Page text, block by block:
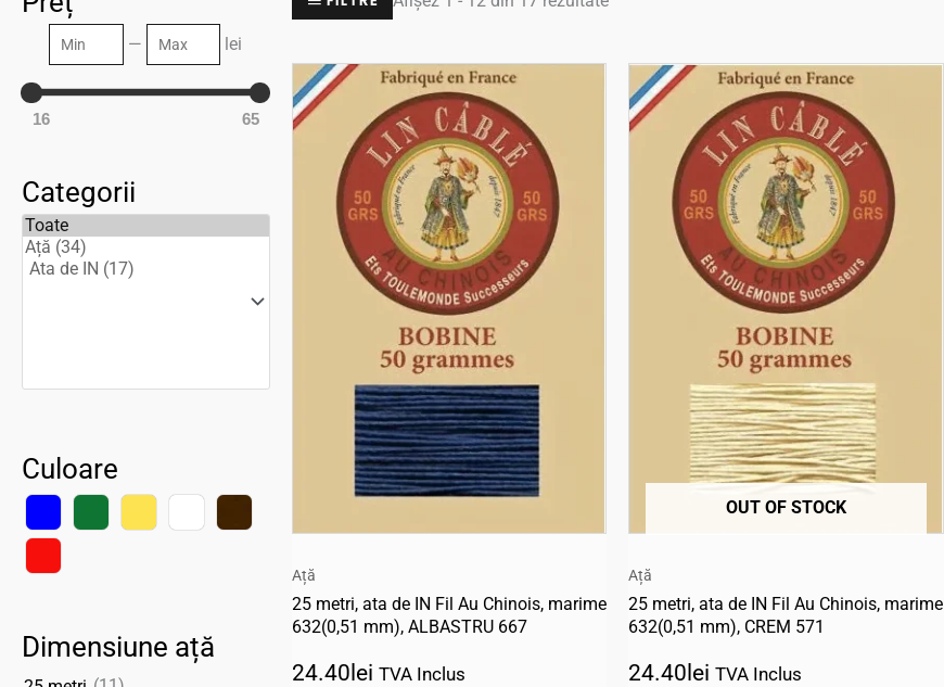
Min — Max lei
16 65
Categorii
Culoare
Dimensiune ață
Ață
25 metri, ata de IN Fil Au Chinois, marime
632(0,51 mm), ALBASTRU 667
24.40 lei TVA Inclus
OUT OF STOCK
Ață
25 metri, ata de IN Fil Au Chinois, marime
632(0,51 mm), CREM 571
24.40 lei TVA Inclus